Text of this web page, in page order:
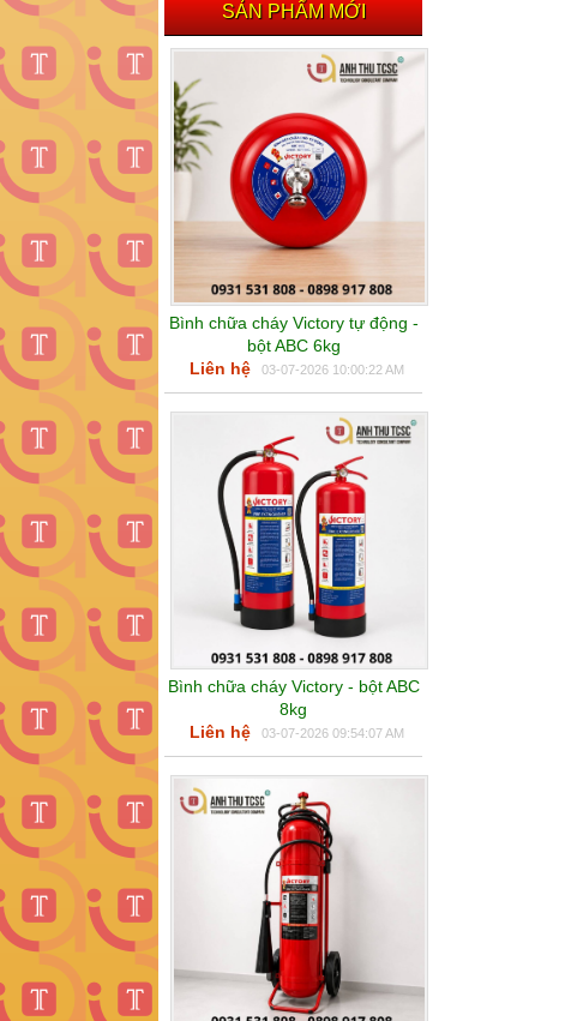
SẢN PHẨM MỚI
Bình chữa cháy Victory tự động -
bột ABC 6kg
Liên hệ
03-07-2026 10:00:22 AM
Bình chữa cháy Victory - bột ABC
8kg
Liên hệ
03-07-2026 09:54:07 AM